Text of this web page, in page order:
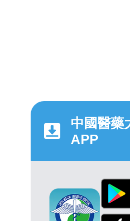
中國醫藥
APP